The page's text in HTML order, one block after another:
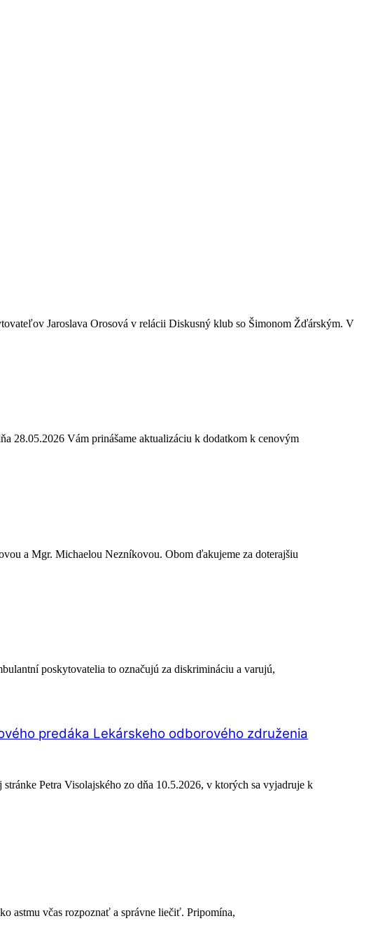
Jaroslava Orosová v relácii Diskusný klub so Šimonom Žďárským. V
28.05.2026 Vám prinášame aktualizáciu k dodatkom k cenovým
a Mgr. Michaelou Nezníkovou. Obom ďakujeme za doterajšiu
poskytovatelia to označujú za diskrimináciu a varujú,
predáka Lekárskeho odborového združenia
Petra Visolajského zo dňa 10.5.2026, v ktorých sa vyjadruje k
astmu včas rozpoznať a správne liečiť. Pripomína,